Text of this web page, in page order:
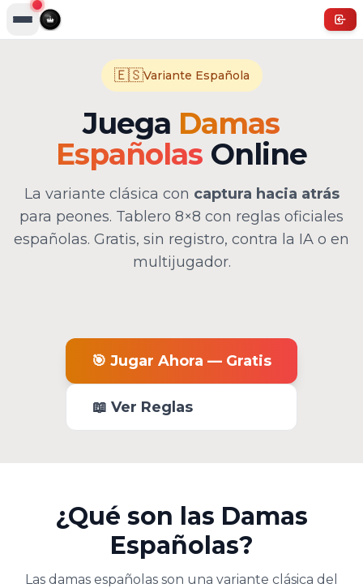
🇪🇸Variante Española
Juega Damas
Españolas Online
La variante clásica con captura hacia atrás
para peones. Tablero 8×8 con reglas oficiales
españolas. Gratis, sin registro, contra la IA o en
multijugador.
🎯 Jugar Ahora — Gratis
📖 Ver Reglas
¿Qué son las Damas
Españolas?
Las damas españolas son una variante clásica del